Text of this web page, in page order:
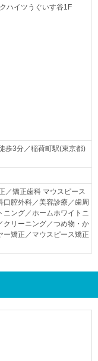
ハイツうぐいす谷1F
歩3分／稲荷町駅(東京都)
／矯正歯科 マウスピース
腔外科／美容診療／歯周
ング／ホームホワイトニ
クリーニング／つめ物・か
矯正／マウスピース矯正